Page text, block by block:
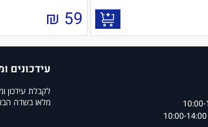
59
₪
עידכונים
לקבלת עידכון
מלאו בשדה